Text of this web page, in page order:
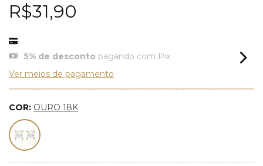
R$31,90
5% de desconto pagando com Pix
Ver meios de pagamento
COR: OURO 18K